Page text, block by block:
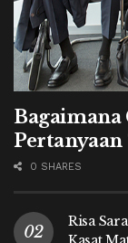
Bagaimana
Pertanyaan
0 SHARES
Risa